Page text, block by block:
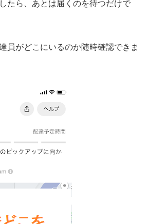
たら、あとは届くのを待つだけで
員がどこにいるのか随時確認できま